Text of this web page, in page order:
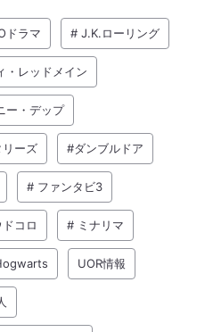
ドラマ # J.K.ローリング
・レッドメイン
ー・デップ
ーズ #ダンブルドア
# ファンタビ3
コロ # ミナリマ
UOR情報